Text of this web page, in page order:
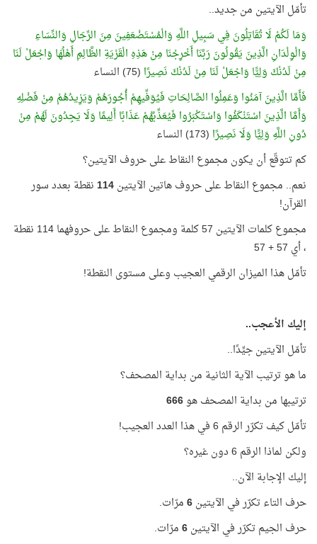
تأمّل الآيتين من جديد..
وَمَا لَكُمْ لَا تُقَاتِلُونَ فِي سَبِيلِ اللَّهِ وَالْمُسْتَضْعَفِينَ مِنَ الرِّجَالِ وَالنِّسَاءِ
وَالْوِلْدَانِ الَّذِينَ يَقُولُونَ رَبَّنَا أَخْرِجْنَا مِنْ هَذِهِ الْقَرْيَةِ الظَّالِمِ أَهْلُهَا وَاجْعَلْ لَنَا
مِنْ لَدُنْكَ وَلِيًّا وَاجْعَلْ لَنَا مِنْ لَدُنْكَ نَصِيرًا (75) النساء
فَأَمَّا الَّذِينَ آمَنُوا وَعَمِلُوا الصَّالِحَاتِ فَيُوَفِّيهِمْ أُجُورَهُمْ وَيَزِيدُهُمْ مِنْ فَضْلِهِ
وَأَمَّا الَّذِينَ اسْتَنْكَفُوا وَاسْتَكْبَرُوا فَيُعَذِّبُهُمْ عَذَابًا أَلِيمًا وَلَا يَجِدُونَ لَهُمْ مِنْ
دُونِ اللَّهِ وَلِيًّا وَلَا نَصِيرًا (173) النساء
كم تتوقّع أن يكون مجموع النقاط على حروف الآيتين؟
نعم.. مجموع النقاط على حروف هاتين الآيتين114نقطة بعدد سور
القرآن!
مجموع كلمات الآيتين 57 كلمة ومجموع النقاط على حروفهما 114 نقطة
، أي 57 + 57
تأمّل هذا الميزان الرقمي العجيب وعلى مستوى النقطة!
إليك الأعجب..
تأمّل الآيتين جيِّدًا..
ما هو ترتيب الآية الثانية من بداية المصحف؟
ترتيبها من بداية المصحف هو666
تأمّل كيف تكرّر الرقم 6 في هذا العدد العجيب!
ولكن لماذا الرقم 6 دون غيره؟
إليك الإجابة الآن..
حرف التاء تكرّر في الآيتين6مرّات.
حرف الجيم تكرّر في الآيتين6مرّات.